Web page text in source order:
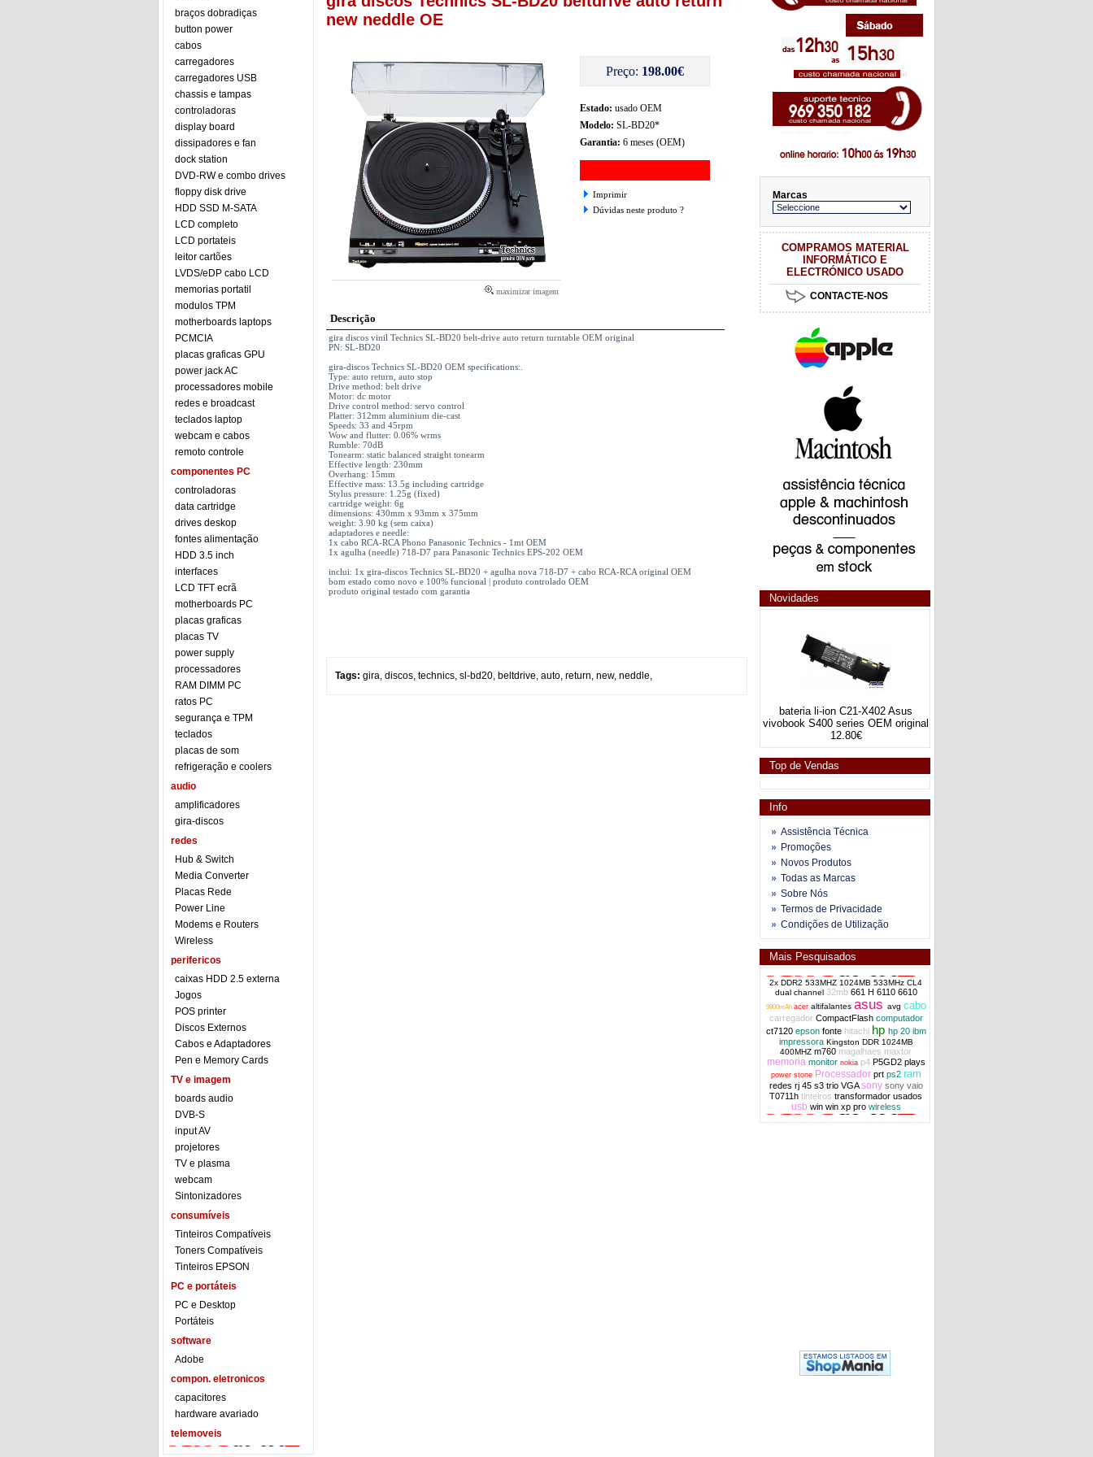
braços dobradiças
button power
cabos
carregadores
carregadores USB
chassis e tampas
controladoras
display board
dissipadores e fan
dock station
DVD-RW e combo drives
floppy disk drive
HDD SSD M-SATA
LCD completo
LCD portateis
leitor cartões
LVDS/eDP cabo LCD
memorias portatil
modulos TPM
motherboards laptops
PCMCIA
placas graficas GPU
power jack AC
processadores mobile
redes e broadcast
teclados laptop
webcam e cabos
remoto controle
componentes PC
controladoras
data cartridge
drives deskop
fontes alimentação
HDD 3.5 inch
interfaces
LCD TFT ecrã
motherboards PC
placas graficas
placas TV
power supply
processadores
RAM DIMM PC
ratos PC
segurança e TPM
teclados
placas de som
refrigeração e coolers
audio
amplificadores
gira-discos
redes
Hub & Switch
Media Converter
Placas Rede
Power Line
Modems e Routers
Wireless
perifericos
caixas HDD 2.5 externa
Jogos
POS printer
Discos Externos
Cabos e Adaptadores
Pen e Memory Cards
TV e imagem
boards audio
DVB-S
input AV
projetores
TV e plasma
webcam
Sintonizadores
consumíveis
Tinteiros Compatíveis
Toners Compatíveis
Tinteiros EPSON
PC e portáteis
PC e Desktop
Portáteis
software
Adobe
compon. eletronicos
capacitores
hardware avariado
telemoveis
new neddle OE
maximizar imagem
Preço: 198.00€
Estado: usado OEM
Modelo: SL-BD20*
Garantia: 6 meses (OEM)
Imprimir
Dúvidas neste produto ?
Descrição
gira discos vinil Technics SL-BD20 belt-drive auto return turntable OEM original
PN: SL-BD20
gira-discos Technics SL-BD20 OEM specifications:.
Type: auto return, auto stop
Drive method: belt drive
Motor: dc motor
Drive control method: servo control
Platter: 312mm aluminium die-cast
Speeds: 33 and 45rpm
Wow and flutter: 0.06% wrms
Rumble: 70dB
Tonearm: static balanced straight tonearm
Effective length: 230mm
Overhang: 15mm
Effective mass: 13.5g including cartridge
Stylus pressure: 1.25g (fixed)
cartridge weight: 6g
dimensions: 430mm x 93mm x 375mm
weight: 3.90 kg (sem caixa)
adaptadores e needle:
1x cabo RCA-RCA Phono Panasonic Technics - 1mt OEM
1x agulha (needle) 718-D7 para Panasonic Technics EPS-202 OEM
inclui: 1x gira-discos Technics SL-BD20 + agulha nova 718-D7 + cabo RCA-RCA original OEM
bom estado como novo e 100% funcional | produto controlado OEM
produto original testado com garantia
Tags: gira, discos, technics, sl-bd20, beltdrive, auto, return, new, neddle,
Marcas
COMPRAMOS MATERIAL
INFORMÁTICO E
ELECTRÓNICO USADO
CONTACTE-NOS
Novidades
bateria li-ion C21-X402 Asus
vivobook S400 series OEM original
12.80€
Top de Vendas
Info
Assistência Técnica
Promoções
Novos Produtos
Todas as Marcas
Sobre Nós
Termos de Privacidade
Condições de Utilização
Mais Pesquisados
2x DDR2 533MHZ 1024MB 533MHz CL4
dual channel 32mb 661 H 6110 6610
9800mAh acer altifalantes asus avg cabo
carregador CompactFlash computador
ct7120 epson fonte hitachi hp hp 20 ibm
impressora Kingston DDR 1024MB
400MHZ m760 magalhaes maxtor
memoria monitor nokia p4 P5GD2 plays
power stone Processador prt ps2 ram
redes rj 45 s3 trio VGAsony sony vaio
T0711h tinteiros transformador usados
usb win win xp pro wireless